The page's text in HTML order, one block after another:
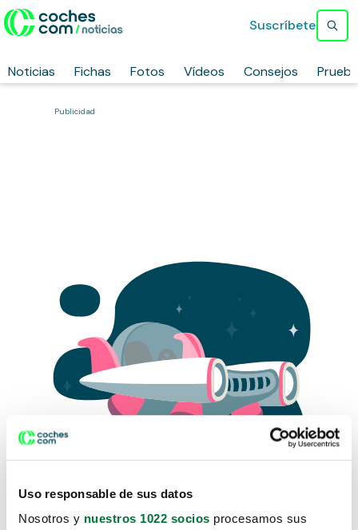
Uso responsable de sus datos
Nosotros y nuestros 1022 socios procesamos sus
Noticias Fichas Fotos Vídeos Consejos
Suscríbete
Publicidad